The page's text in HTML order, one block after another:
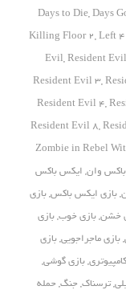
,Days
Killing Floor 2,Left
Evil,Resident
Resident Evil 3,
Resident Evil 4,
Resident Evil 8,
Zombie in Rebel
وان, ایکس باکس
,بازی ایکس باکس,بازی
خشن,بازی خوب,بازی
,بازی ماجراجویی,بازی
,بازی گوشی,
,ترسناک,جنگ,حمله